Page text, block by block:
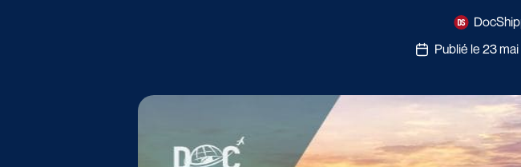
Publié le 23